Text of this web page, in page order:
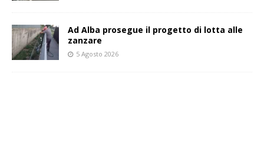
Ad Alba prosegue il progetto di lotta alle
zanzare
5 Agosto 2026